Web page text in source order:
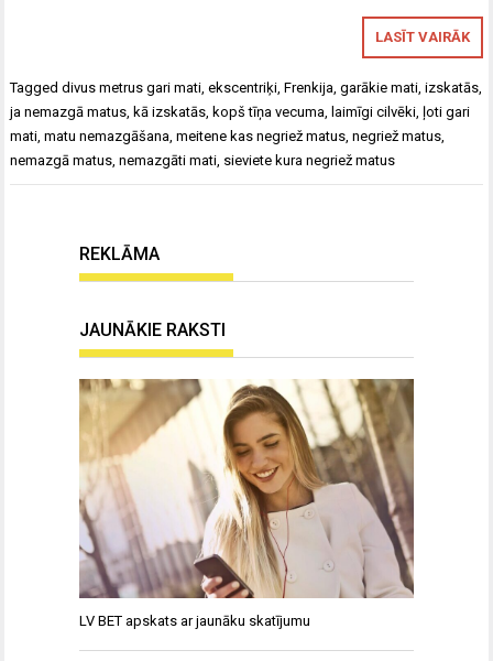
LASĪT VAIRĀK
Taggeddivus metrus gari mati ,ekscentriķi ,Frenkija ,garākie mati ,izskatās
ja nemazgā matus ,kā izskatās ,kopš tīņa vecuma ,laimīgi cilvēki ļoti gari
mati ,matu nemazgāšana ,meitene kas negriež matus ,negriež matus
nemazgā matus ,nemazgāti mati sieviete kura negriež matus
REKLĀMA
JAUNĀKIE RAKSTI
LV BET apskats ar jaunāku skatījumu